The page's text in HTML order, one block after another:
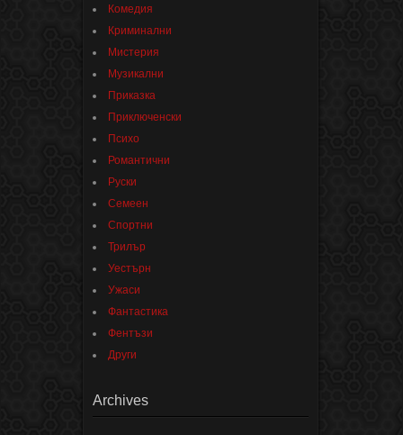
Комедия
Криминални
Мистерия
Музикални
Приказка
Приключенски
Психо
Романтични
Руски
Семеен
Спортни
Трилър
Уестърн
Ужаси
Фантастика
Фентъзи
Други
Archives